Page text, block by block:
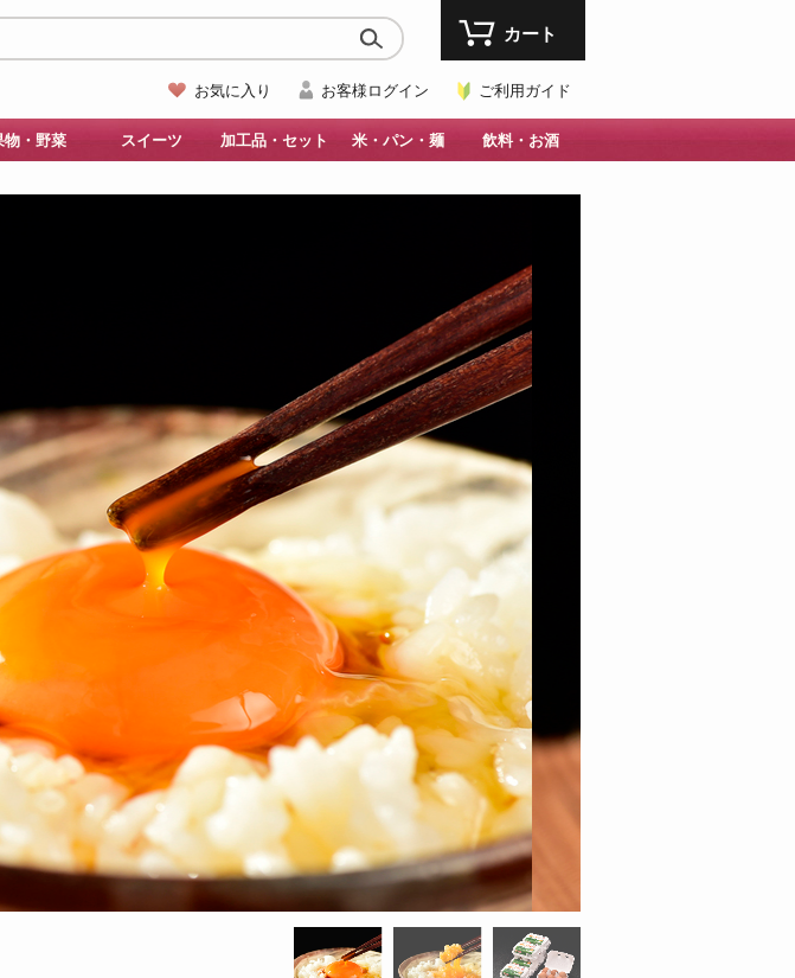
お気に入り お客様ログイン ご利用ガイド
カート
物・野菜 スイーツ 加工品・セット 米・パン・麺 飲料・お酒